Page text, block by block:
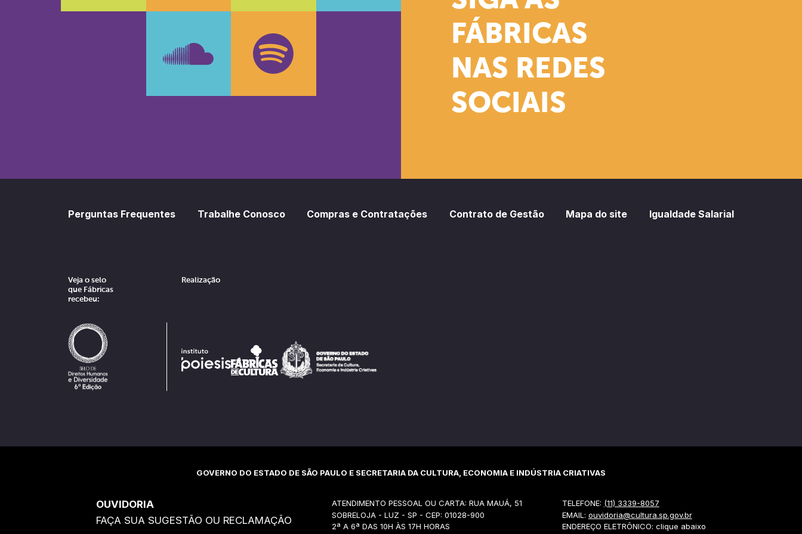
FÁBRICAS
NAS REDES
SOCIAIS
FacebookInstagram
Perguntas Frequentes Trabalhe Conosco Compras e Contratações Contrato de Gestão Mapa do site Igualdade Salarial
Veja o selo
que Fábricas
recebeu:
Realização
GOVERNO DO ESTADO DE SÃO PAULO E SECRETARIA DA CULTURA, ECONOMIA E INDÚSTRIA CRIATIVAS
OUVIDORIA
FAÇA SUA SUGESTÃO OU RECLAMAÇÃO
ATENDIMENTO PESSOAL OU CARTA: RUA MAUÁ, 51
SOBRELOJA - LUZ - SP - CEP: 01028-900
2ª A 6ª DAS 10H ÀS 17H HORAS
TELEFONE: (11) 3339-8057
EMAIL: ouvidoria@cultura.sp.gov.br
ENDEREÇO ELETRÔNICO: clique abaixo